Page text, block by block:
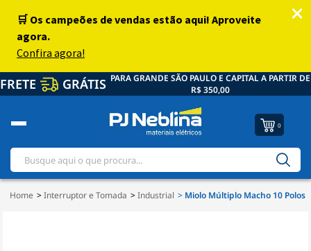
FRETE GRÁTIS PARA GRANDE SÃO PAULO E CAPITAL A PARTIR DE
R$ 350,00
0
Home Interruptor e Tomada Industrial Miolo Múltiplo Macho 10 Polos